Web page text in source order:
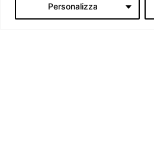
Personalizza